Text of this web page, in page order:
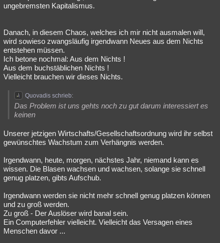
ungebremsten Kapitalismus.
Danach, in diesem Chaos, welches ich mir nicht ausmalen will,
wird sowieso zwangsläufig irgendwann Neues aus dem Nichts
entstehen müssen.
Ich betone nochmal: Aus dem Nichts !
Aus dem buchstäblichen Nichts !
Vielleicht brauchen wir dieses Nichts.
Quovadis schrieb:
Das Problem ist uns gehts noch zu gut darum interessiert es
keinen
Unserer jetzigen Wirtschafts/Gesellschaftsordnung wird ihr selbst
gewünschtes Wachstum zum Verhängnis werden.
Irgendwann, heute, morgen, nächstes Jahr, niemand kann es
wissen. Die Blasen wachsen und wachsen, solange sie schnell
genug platzen, gibts Aufschub.
Irgendwann werden sie nicht mehr schnell genug platzen können
und zu groß werden.
Zu groß - Der Auslöser wird banal sein.
Ein Computerfehler vielleicht. Vielleicht das Versagen eines
Menschen davor ...